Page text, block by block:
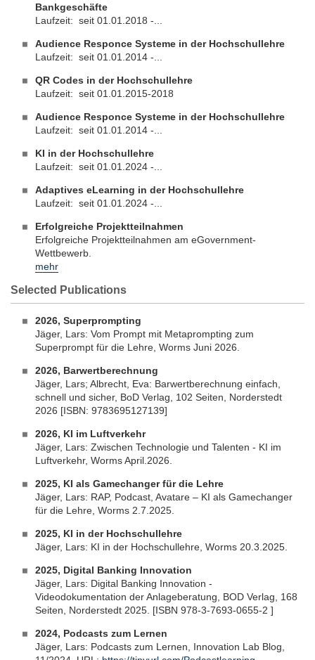
Bankgeschäfte
Laufzeit: seit 01.01.2018 -...
Audience Responce Systeme in der Hochschullehre
Laufzeit: seit 01.01.2014 -...
QR Codes in der Hochschullehre
Laufzeit: seit 01.01.2015-2018
Audience Responce Systeme in der Hochschullehre
Laufzeit: seit 01.01.2014 -...
KI in der Hochschullehre
Laufzeit: seit 01.01.2024 -...
Adaptives eLearning in der Hochschullehre
Laufzeit: seit 01.01.2024 -...
Erfolgreiche Projektteilnahmen
Erfolgreiche Projektteilnahmen am eGovernment-
Wettbewerb.
mehr
Selected Publications
2026, Superprompting
Jäger, Lars: Vom Prompt mit Metaprompting zum
Superprompt für die Lehre, Worms Juni 2026.
2026, Barwertberechnung
Jäger, Lars; Albrecht, Eva: Barwertberechnung einfach,
schnell und sicher, BoD Verlag, 102 Seiten, Norderstedt
2026 [ISBN: 9783695127139]
2026, KI im Luftverkehr
Jäger, Lars: Zwischen Technologie und Talenten - KI im
Luftverkehr, Worms April.2026.
2025, KI als Gamechanger für die Lehre
Jäger, Lars: RAP, Podcast, Avatare – KI als Gamechanger
für die Lehre, Worms 2.7.2025.
2025, KI in der Hochschullehre
Jäger, Lars: KI in der Hochschullehre, Worms 20.3.2025.
2025, Digital Banking Innovation
Jäger, Lars: Digital Banking Innovation -
Videodokumentation der Anlageberatung, BOD Verlag, 168
Seiten, Norderstedt 2025. [ISBN 978-3-7693-0655-2 ]
2024, Podcasts zum Lernen
Jäger, Lars: Podcasts zum Lernen, Innovation Lab Blog,